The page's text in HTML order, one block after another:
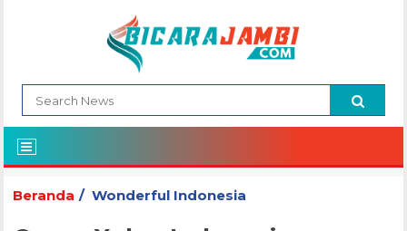
Beranda Wonderful Indonesia